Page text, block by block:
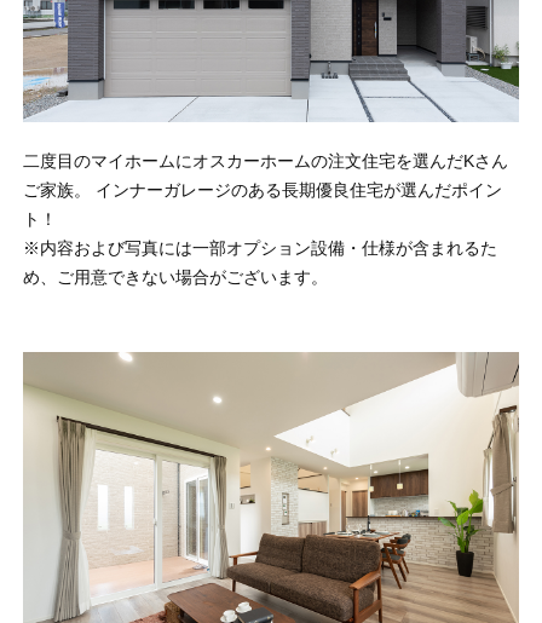
二度目のマイホームにオスカーホームの注文住宅を選んだKさん
ご家族。 インナーガレージのある長期優良住宅が選んだポイン
ト！
※内容および写真には一部オプション設備・仕様が含まれるた
め、ご用意できない場合がございます。